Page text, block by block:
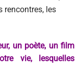
rencontres, les
un poète, un film
vie, lesquelles